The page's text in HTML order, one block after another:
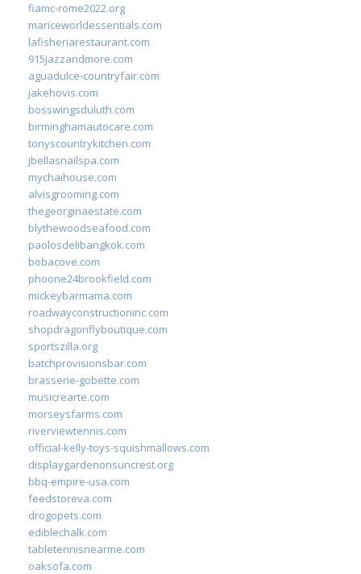
fiamc-rome2022.org
mariceworldessentials.com
lafisheriarestaurant.com
915jazzandmore.com
aguadulce-countryfair.com
jakehovis.com
bosswingsduluth.com
birminghamautocare.com
tonyscountrykitchen.com
jbellasnailspa.com
mychaihouse.com
alvisgrooming.com
thegeorginaestate.com
blythewoodseafood.com
paolosdelibangkok.com
bobacove.com
phoone24brookfield.com
mickeybarmama.com
roadwayconstructioninc.com
shopdragonflyboutique.com
sportszilla.org
batchprovisionsbar.com
brasserie-gobette.com
musicrearte.com
morseysfarms.com
riverviewtennis.com
official-kelly-toys-squishmallows.com
displaygardenonsuncrest.org
bbq-empire-usa.com
feedstoreva.com
drogopets.com
ediblechalk.com
tabletennisnearme.com
oaksofa.com